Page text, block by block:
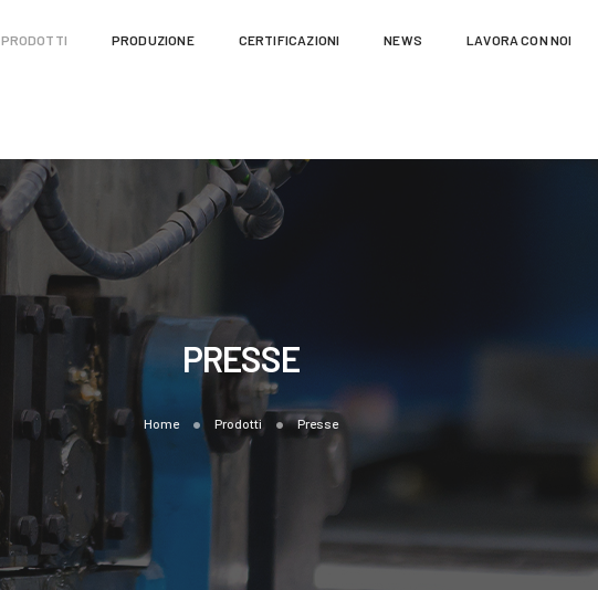
PRODOTTI PRODUZIONE CERTIFICAZIONI NEWS LAVORA CON NOI
PRESSE
Home Prodotti Presse